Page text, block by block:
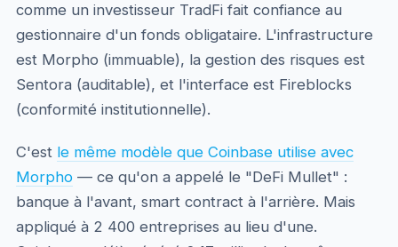
comme un investisseur TradFi fait confiance au
gestionnaire d'un fonds obligataire. L'infrastructure
est Morpho (immuable), la gestion des risques est
Sentora (auditable), et l'interface est Fireblocks
(conformité institutionnelle).
C'est le même modèle que Coinbase utilise avec
Morpho— ce qu'on a appelé le "DeFi Mullet" :
banque à l'avant, smart contract à l'arrière. Mais
appliqué à 2 400 entreprises au lieu d'une.